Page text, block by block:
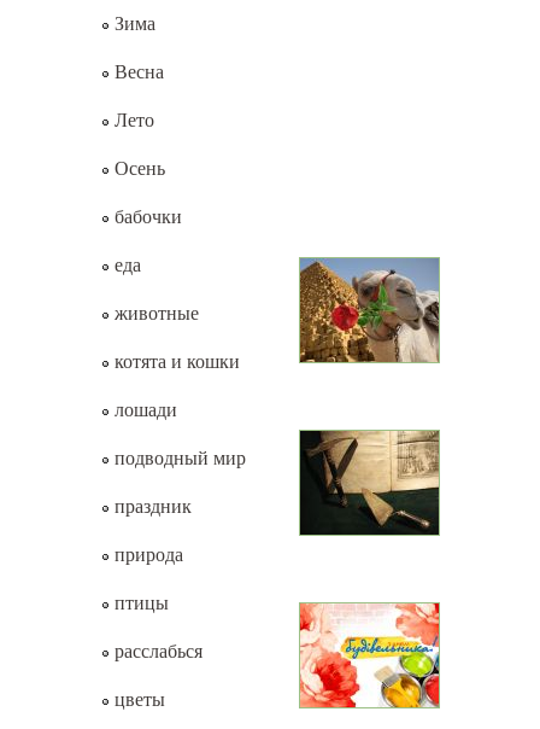
Зима
Весна
Лето
Осень
бабочки
еда
животные
котята и кошки
лошади
подводный мир
праздник
природа
птицы
расслабься
цветы